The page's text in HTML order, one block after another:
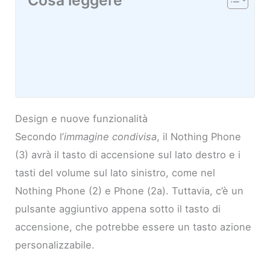
Design e nuove funzionalità
Secondo l’immagine condivisa, il Nothing Phone
(3) avrà il tasto di accensione sul lato destro e i
tasti del volume sul lato sinistro, come nel
Nothing Phone (2) e Phone (2a). Tuttavia, c’è un
pulsante aggiuntivo appena sotto il tasto di
accensione, che potrebbe essere un tasto azione
personalizzabile.